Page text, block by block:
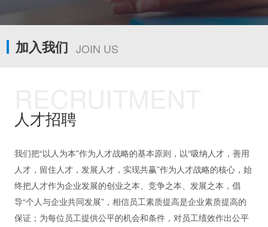
加入我们 JOIN US
人才招聘
我们把“以人为本”作为人才战略的基本原则，以“吸纳人才，善用
人才，留住人才，发展人才，实现共赢”作为人才战略的核心，始
终把人才作为企业发展的创业之本、竞争之本、发展之本，倡
导“个人与企业共同发展”，相信员工素质提高是企业素质提高的
保证；为每位员工提供公平的机会和条件，对员工绩效作出公平